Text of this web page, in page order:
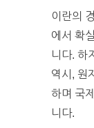
이란의
에서 확
니다. 하
역시, 원
하며 국
니다.